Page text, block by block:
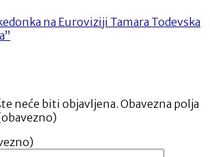
na Euroviziji Tamara Todevska
neće biti objavljena. Obavezna polja